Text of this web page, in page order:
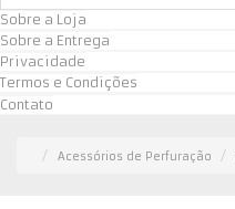
Sobre a Loja
Sobre a Entrega
Privacidade
Termos e Condições
Contato
Acessórios de Perfuração